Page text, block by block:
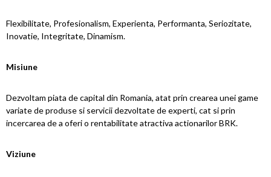
Flexibilitate, Profesionalism, Experienta, Performanta, Seriozitate,
Inovatie, Integritate, Dinamism.
Misiune
Dezvoltam piata de capital din Romania, atat prin crearea unei game
variate de produse si servicii dezvoltate de experti, cat si prin
incercarea de a oferi o rentabilitate atractiva actionarilor BRK.
Viziune